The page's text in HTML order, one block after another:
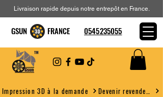
Impression 3D à la demande
Livraison rapide depuis notre entrepôt en France.
GSUN FRANCE 0545235055